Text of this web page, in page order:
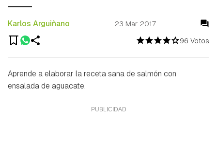
96 Votos
Karlos Arguiñano 23 Mar 2017
Aprende a elaborar la receta sana de salmón con
ensalada de aguacate.